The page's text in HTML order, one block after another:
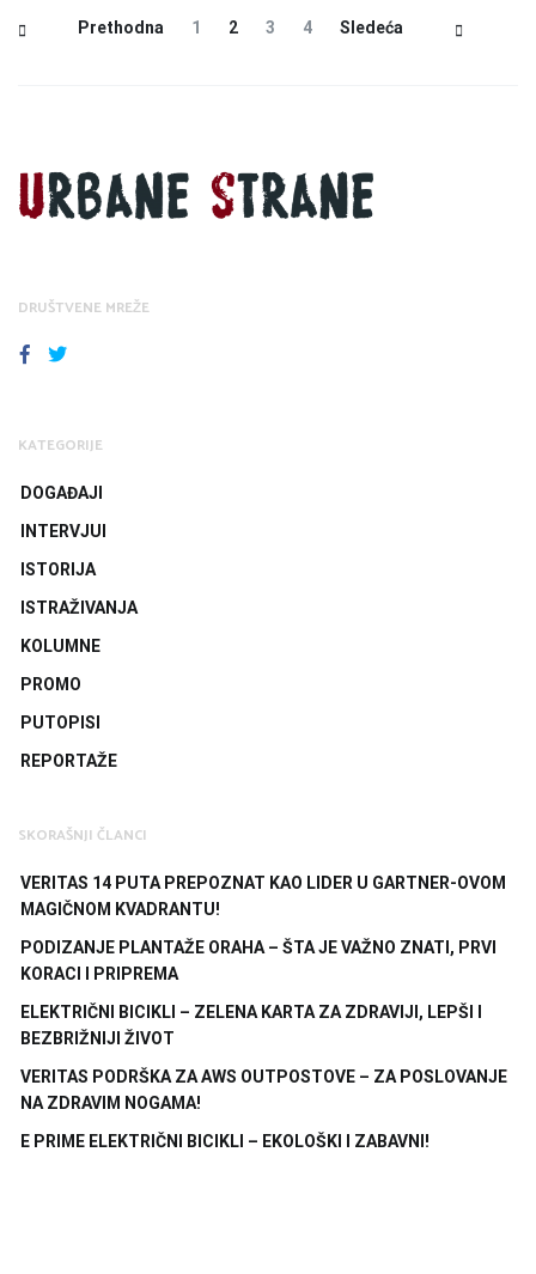
Posts
Prethodna Page
1 Page
2 Page
3 Page
4 Sledeća
DRUŠTVENE MREŽE
FACEBOOK
TWITTER
KATEGORIJE
DOGAĐAJI
INTERVJUI
ISTORIJA
ISTRAŽIVANJA
KOLUMNE
PROMO
PUTOPISI
REPORTAŽE
SKORAŠNJI ČLANCI
VERITAS 14 PUTA PREPOZNAT KAO LIDER U GARTNER-OVOM
MAGIČNOM KVADRANTU!
PODIZANJE PLANTAŽE ORAHA – ŠTA JE VAŽNO ZNATI, PRVI
KORACI I PRIPREMA
ELEKTRIČNI BICIKLI – ZELENA KARTA ZA ZDRAVIJI, LEPŠI I
BEZBRIŽNIJI ŽIVOT
VERITAS PODRŠKA ZA AWS OUTPOSTOVE – ZA POSLOVANJE
NA ZDRAVIM NOGAMA!
E PRIME ELEKTRIČNI BICIKLI – EKOLOŠKI I ZABAVNI!